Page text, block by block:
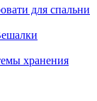
для спальни
хранения